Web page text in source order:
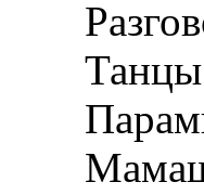
Танцы